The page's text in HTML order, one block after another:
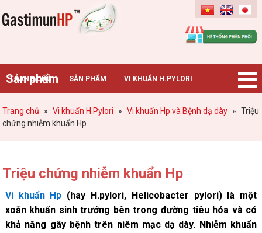
Gastimunhp
Sản phẩm
TRANG CHỦ SẢN PHẨM VI KHUẨN H.PYLORI
BỆNH DẠ DÀY TIN TỨC – SỰ KIỆN HƯỚNG DẪN MUA HÀNG
Trang chủ » Vi khuẩn H.Pylori » Vi khuẩn Hp và Bệnh dạ dày » Triệu
chứng nhiễm khuẩn Hp
Triệu chứng nhiễm khuẩn Hp
Vi khuẩn Hp (hay H.pylori, Helicobacter pylori) là một
xoắn khuẩn sinh trưởng bên trong đường tiêu hóa và có
khả năng gây bệnh trên niêm mạc dạ dày. Nhiễm khuẩn